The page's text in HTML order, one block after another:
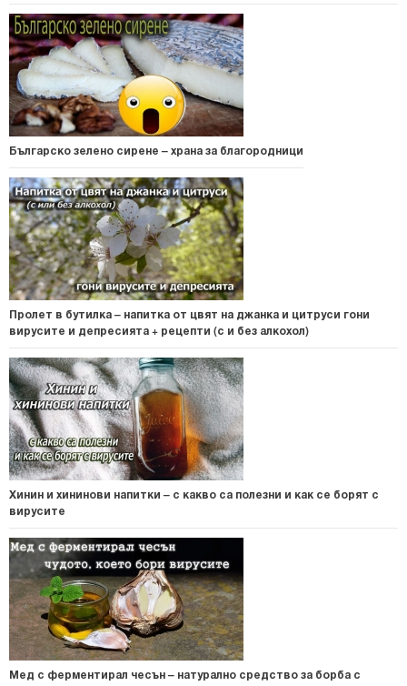
Българско зелено сирене – храна за благородници
Пролет в бутилка – напитка от цвят на джанка и цитруси гони
вирусите и депресията + рецепти (с и без алкохол)
Хинин и хининови напитки – с какво са полезни и как се борят с
вирусите
Мед с ферментирал чесън – натурално средство за борба с